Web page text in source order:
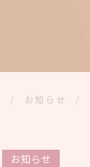
/ お知らせ /
お知らせ